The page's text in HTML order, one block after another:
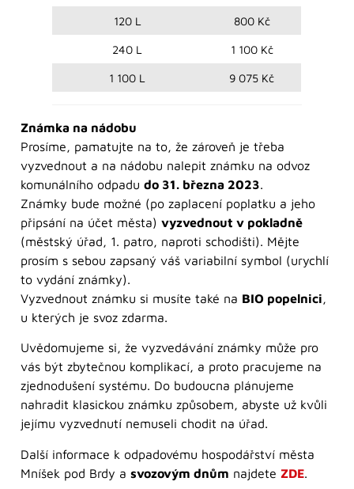
120 L 800 Kč
240 L 1 100 Kč
1 100 L 9 075 Kč
Známka na nádobu
Prosíme, pamatujte na to, že zároveň je třeba
vyzvednout a na nádobu nalepit známku na odvoz
komunálního odpadu do 31. března 2023.
Známky bude možné (po zaplacení poplatku a jeho
připsání na účet města) vyzvednout v pokladně
(městský úřad, 1. patro, naproti schodišti). Mějte
prosím s sebou zapsaný váš variabilní symbol (urychlí
to vydání známky).
Vyzvednout známku si musíte také na BIO popelnici,
u kterých je svoz zdarma.
Uvědomujeme si, že vyzvedávání známky může pro
vás být zbytečnou komplikací, a proto pracujeme na
zjednodušení systému. Do budoucna plánujeme
nahradit klasickou známku způsobem, abyste už kvůli
jejímu vyzvednutí nemuseli chodit na úřad.
Další informace k odpadovému hospodářství města
Mníšek pod Brdy a svozovým dnům najdete ZDE.